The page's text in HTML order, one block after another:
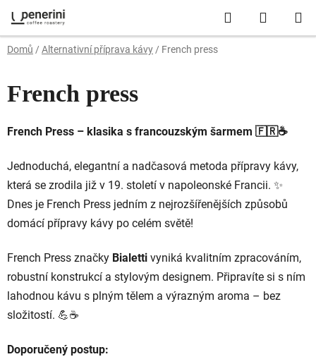
na
obsah
Hledat
KOŠÍK
Domů / Alternativní příprava kávy / French press
French press
French Press – klasika s francouzským šarmem 🇫🇷☕️
Jednoduchá, elegantní a nadčasová metoda přípravy kávy,
která se zrodila již v 19. století v napoleonské Francii. ✨
Dnes je French Press jedním z nejrozšířenějších způsobů
domácí přípravy kávy po celém světě!
French Press značky Bialetti vyniká kvalitním zpracováním,
robustní konstrukcí a stylovým designem. Připravíte si s ním
lahodnou kávu s plným tělem a výrazným aroma – bez
složitostí. 💪☕️
Doporučený postup: